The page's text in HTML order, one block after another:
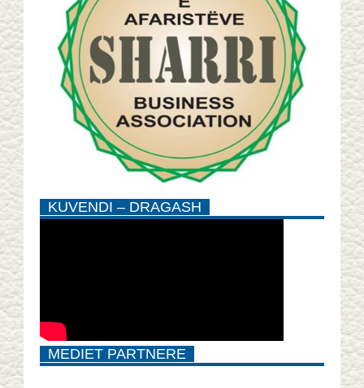
KUVENDI – DRAGASH
MEDIET PARTNERE